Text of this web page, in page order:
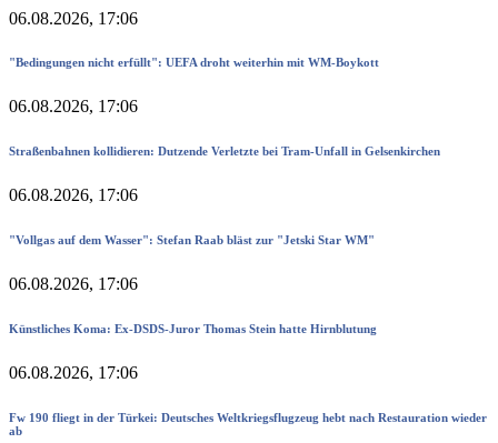
06.08.2026, 17:06
"Bedingungen nicht erfüllt": UEFA droht weiterhin mit WM-Boykott
06.08.2026, 17:06
Straßenbahnen kollidieren: Dutzende Verletzte bei Tram-Unfall in Gelsenkirchen
06.08.2026, 17:06
"Vollgas auf dem Wasser": Stefan Raab bläst zur "Jetski Star WM"
06.08.2026, 17:06
Künstliches Koma: Ex-DSDS-Juror Thomas Stein hatte Hirnblutung
06.08.2026, 17:06
Fw 190 fliegt in der Türkei: Deutsches Weltkriegsflugzeug hebt nach Restauration wieder
ab